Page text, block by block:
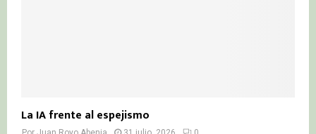
La IA frente al espejismo